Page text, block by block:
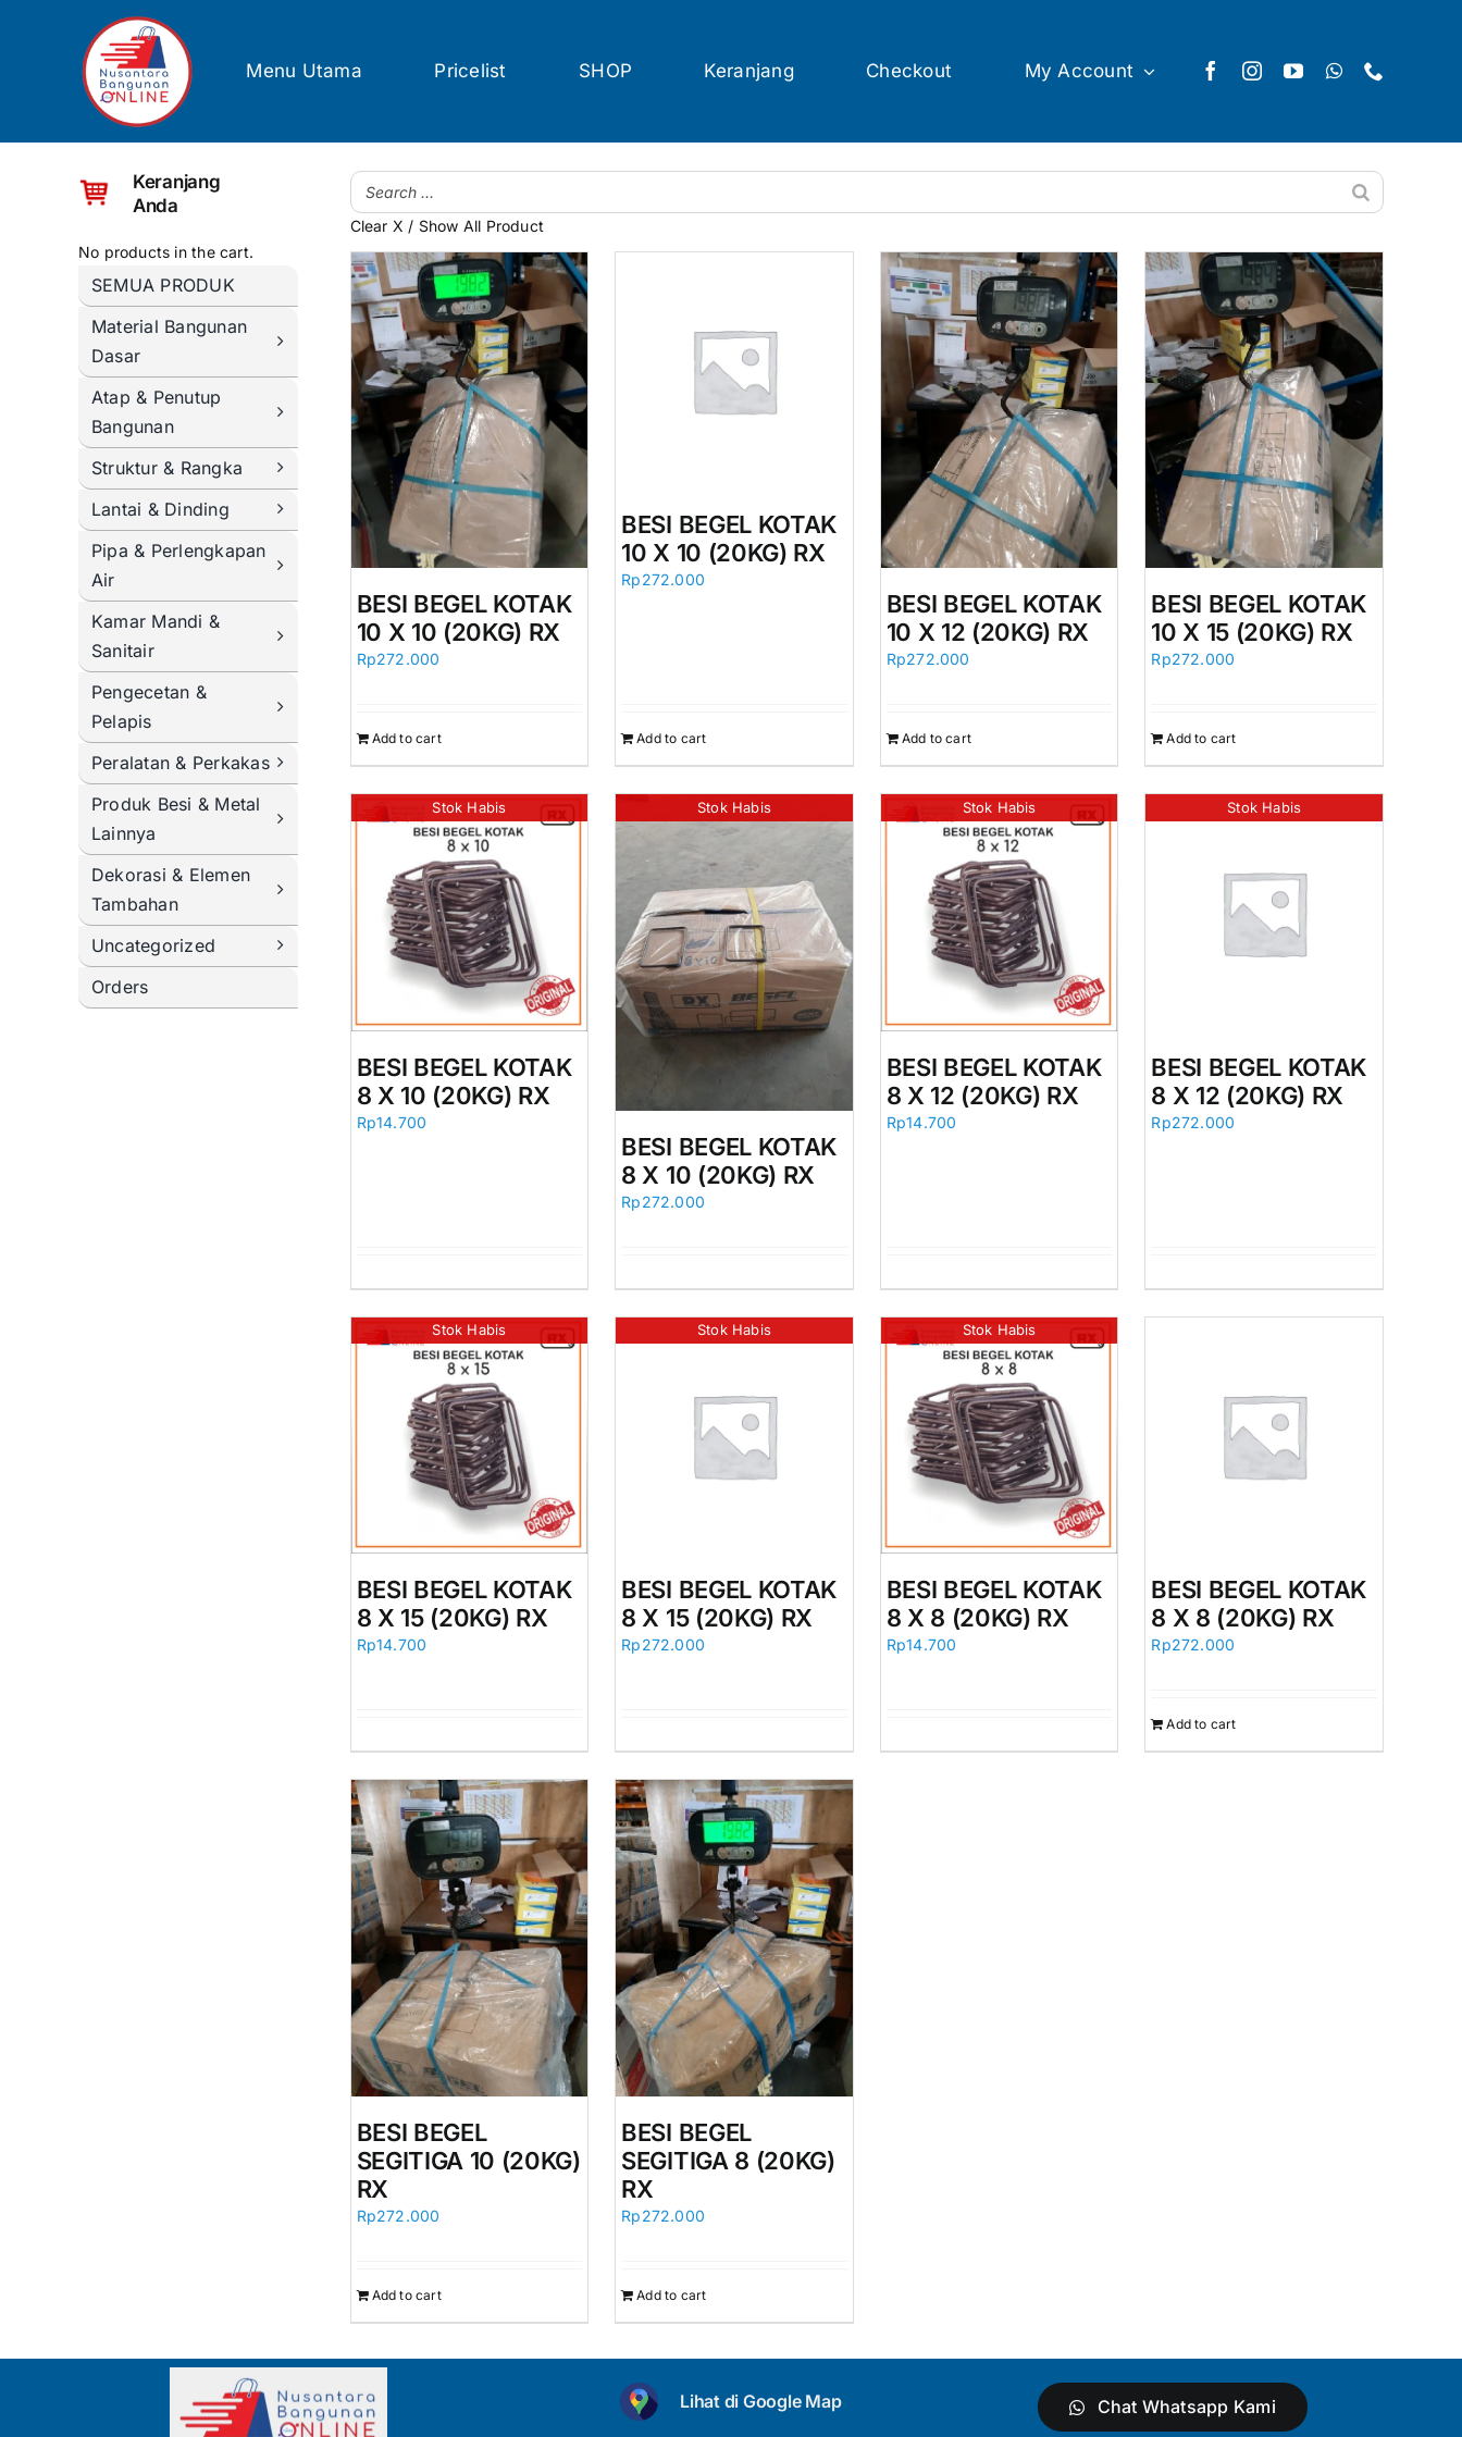
Menu Utama Pricelist SHOP Keranjang Checkout My Account
Keranjang
Anda
No products in the cart.
SEMUA PRODUK
Material Bangunan
Dasar
Atap & Penutup
Bangunan
Struktur & Rangka
Lantai & Dinding
Pipa & Perlengkapan
Air
Kamar Mandi &
Sanitair
Pengecetan &
Pelapis
Peralatan & Perkakas
Produk Besi & Metal
Lainnya
Dekorasi & Elemen
Tambahan
Uncategorized
Orders
Clear X / Show All Product
BESI BEGEL KOTAK
10 X 10 (20KG) RX
Rp272.000
Add to cart
BESI BEGEL KOTAK
10 X 10 (20KG) RX
Rp272.000
Add to cart
BESI BEGEL KOTAK
10 X 12 (20KG) RX
Rp272.000
Add to cart
BESI BEGEL KOTAK
10 X 15 (20KG) RX
Rp272.000
Add to cart
Stok Habis
BESI BEGEL KOTAK
8 X 10 (20KG) RX
Rp14.700
Stok Habis
BESI BEGEL KOTAK
8 X 10 (20KG) RX
Rp272.000
Stok Habis
BESI BEGEL KOTAK
8 X 12 (20KG) RX
Rp14.700
Stok Habis
BESI BEGEL KOTAK
8 X 12 (20KG) RX
Rp272.000
Stok Habis
BESI BEGEL KOTAK
8 X 15 (20KG) RX
Rp14.700
Stok Habis
BESI BEGEL KOTAK
8 X 15 (20KG) RX
Rp272.000
Stok Habis
BESI BEGEL KOTAK
8 X 8 (20KG) RX
Rp14.700
BESI BEGEL KOTAK
8 X 8 (20KG) RX
Rp272.000
Add to cart
BESI BEGEL
SEGITIGA 10 (20KG)
RX
Rp272.000
Add to cart
BESI BEGEL
SEGITIGA 8 (20KG)
RX
Rp272.000
Add to cart
Lihat di Google Map Chat Whatsapp Kami